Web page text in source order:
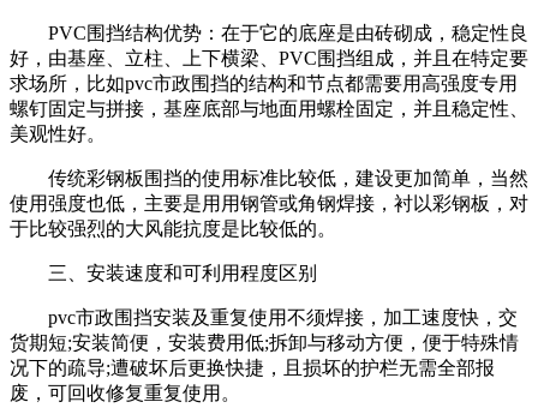
PVC围挡结构优势：在于它的底座是由砖砌成，稳定性良
好，由基座、立柱、上下横梁、PVC围挡组成，并且在特定要
求场所，比如pvc市政围挡的结构和节点都需要用高强度专用
螺钉固定与拼接，基座底部与地面用螺栓固定，并且稳定性、
美观性好。
传统彩钢板围挡的使用标准比较低，建设更加简单，当然
使用强度也低，主要是用用钢管或角钢焊接，衬以彩钢板，对
于比较强烈的大风能抗度是比较低的。
三、安装速度和可利用程度区别
pvc市政围挡安装及重复使用不须焊接，加工速度快，交
货期短;安装简便，安装费用低;拆卸与移动方便，便于特殊情
况下的疏导;遭破坏后更换快捷，且损坏的护栏无需全部报
废，可回收修复重复使用。